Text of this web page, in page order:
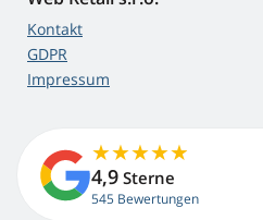
Kontakt
GDPR
Impressum
4,9 Sterne
545 Bewertungen